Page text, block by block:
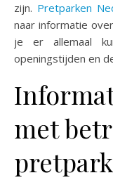
zijn. Pretparken
naar informatie
je er allemaal
openingstijden en
met